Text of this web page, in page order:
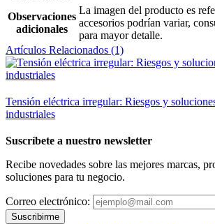
Observaciones
adicionales
La imagen del producto es
accesorios podrían variar,
para mayor detalle.
Artículos Relacionados (1)
Tensión eléctrica irregular: Riesgos y
industriales
Suscríbete a nuestro newsletter
Recibe novedades sobre las mejores marcas,
soluciones para tu negocio.
Correo electrónico:
Suscribirme